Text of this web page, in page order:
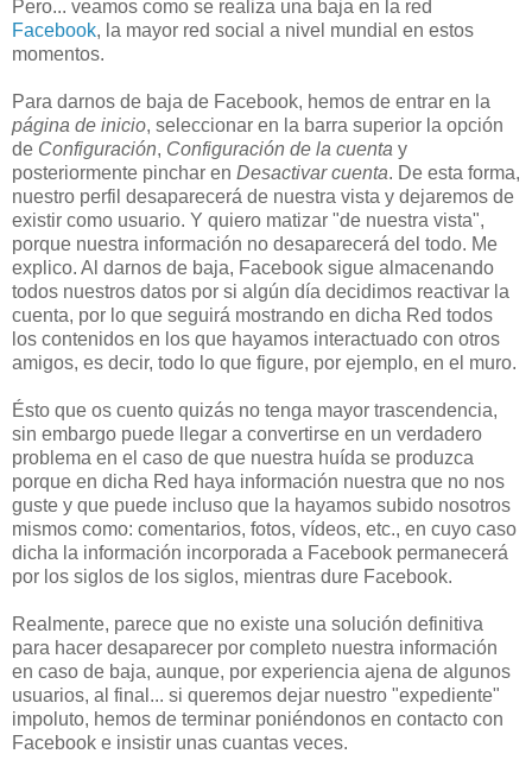
Pero... veamos como se realiza una baja en la red
Facebook, la mayor red social a nivel mundial en estos
momentos.
Para darnos de baja de Facebook, hemos de entrar en la
página de inicio, seleccionar en la barra superior la opción
de Configuración, Configuración de la cuenta y
posteriormente pinchar en Desactivar cuenta. De esta forma,
nuestro perfil desaparecerá de nuestra vista y dejaremos de
existir como usuario. Y quiero matizar "de nuestra vista",
porque nuestra información no desaparecerá del todo. Me
explico. Al darnos de baja, Facebook sigue almacenando
todos nuestros datos por si algún día decidimos reactivar la
cuenta, por lo que seguirá mostrando en dicha Red todos
los contenidos en los que hayamos interactuado con otros
amigos, es decir, todo lo que figure, por ejemplo, en el muro.
Ésto que os cuento quizás no tenga mayor trascendencia,
sin embargo puede llegar a convertirse en un verdadero
problema en el caso de que nuestra huída se produzca
porque en dicha Red haya información nuestra que no nos
guste y que puede incluso que la hayamos subido nosotros
mismos como: comentarios, fotos, vídeos, etc., en cuyo caso
dicha la información incorporada a Facebook permanecerá
por los siglos de los siglos, mientras dure Facebook.
Realmente, parece que no existe una solución definitiva
para hacer desaparecer por completo nuestra información
en caso de baja, aunque, por experiencia ajena de algunos
usuarios, al final... si queremos dejar nuestro "expediente"
impoluto, hemos de terminar poniéndonos en contacto con
Facebook e insistir unas cuantas veces.